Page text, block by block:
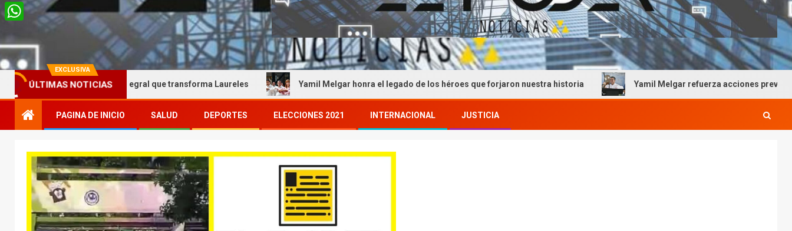
EXCLUSIVA
ÚLTIMAS NOTICIAS
entrega obra integral que transforma Laureles Yamil Melgar honra el legado de los héroes que forjaron nuestra historia Yamil Melgar refuerza acciones preventivas por
PAGINA DE INICIO SALUD DEPORTES ELECCIONES 2021 INTERNACIONAL JUSTICIA
Telegram
WhatsApp